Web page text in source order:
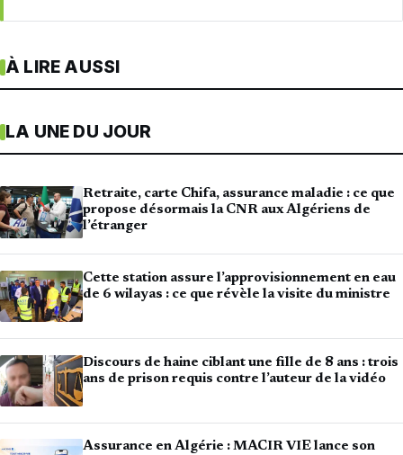
À LIRE AUSSI
LA UNE DU JOUR
Retraite, carte Chifa, assurance maladie : ce que
propose désormais la CNR aux Algériens de
l’étranger
Cette station assure l’approvisionnement en eau
de 6 wilayas : ce que révèle la visite du ministre
Discours de haine ciblant une fille de 8 ans : trois
ans de prison requis contre l’auteur de la vidéo
Assurance en Algérie : MACIR VIE lance son